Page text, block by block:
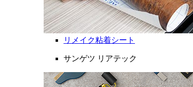
リメイク粘着シート
サンゲツ リアテック